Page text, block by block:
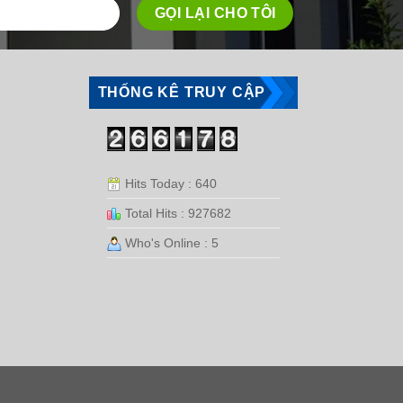
THỐNG KÊ TRUY CẬP
Hits Today : 640
Total Hits : 927682
Who's Online : 5